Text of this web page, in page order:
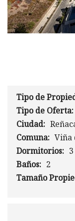
Tipo de
Tipo de Oferta:
Ciudad:
Comuna: Viña
Dormitorios: 3
Baños: 2
Tamaño